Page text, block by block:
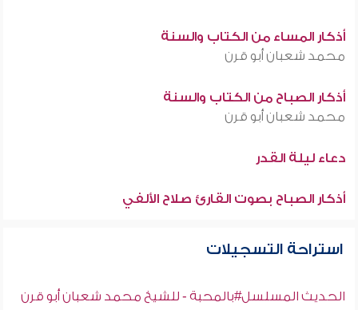
أذكار المساء من الكتاب والسنة
محمد شعبان أبو قرن
أذكار الصباح من الكتاب والسنة
محمد شعبان أبو قرن
دعاء ليلة القدر
أذكار الصباح بصوت القارئ صلاح الألفي
استراحة التسجيلات
الحديث المسلسل#بالمحبة - للشيخ محمد شعبان أبو قرن